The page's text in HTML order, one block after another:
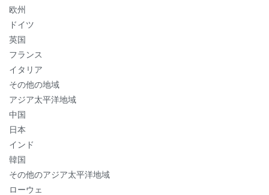
欧州
ドイツ
英国
フランス
イタリア
その他の地域
アジア太平洋地域
中国
日本
インド
韓国
その他のアジア太平洋地域
ローウェ